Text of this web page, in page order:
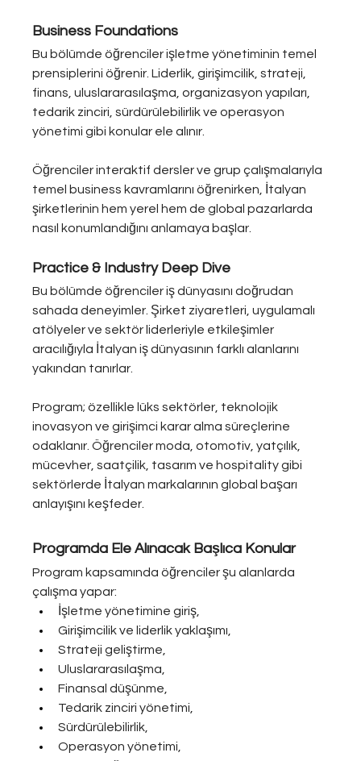
Business Foundations
Bu bölümde öğrenciler işletme yönetiminin temel
prensiplerini öğrenir. Liderlik, girişimcilik, strateji,
finans, uluslararasılaşma, organizasyon yapıları,
tedarik zinciri, sürdürülebilirlik ve operasyon
yönetimi gibi konular ele alınır.
Öğrenciler interaktif dersler ve grup çalışmalarıyla
temel business kavramlarını öğrenirken, İtalyan
şirketlerinin hem yerel hem de global pazarlarda
nasıl konumlandığını anlamaya başlar.
Practice & Industry Deep Dive
Bu bölümde öğrenciler iş dünyasını doğrudan
sahada deneyimler. Şirket ziyaretleri, uygulamalı
atölyeler ve sektör liderleriyle etkileşimler
aracılığıyla İtalyan iş dünyasının farklı alanlarını
yakından tanırlar.
Program; özellikle lüks sektörler, teknolojik
inovasyon ve girişimci karar alma süreçlerine
odaklanır. Öğrenciler moda, otomotiv, yatçılık,
mücevher, saatçilik, tasarım ve hospitality gibi
sektörlerde İtalyan markalarının global başarı
anlayışını keşfeder.
Programda Ele Alınacak Başlıca Konular
Program kapsamında öğrenciler şu alanlarda
çalışma yapar:
İşletme yönetimine giriş,
Girişimcilik ve liderlik yaklaşımı,
Strateji geliştirme,
Uluslararasılaşma,
Finansal düşünme,
Tedarik zinciri yönetimi,
Sürdürülebilirlik,
Operasyon yönetimi,